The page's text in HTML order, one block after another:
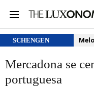
SCHENGEN
Mercadona se
portuguesa